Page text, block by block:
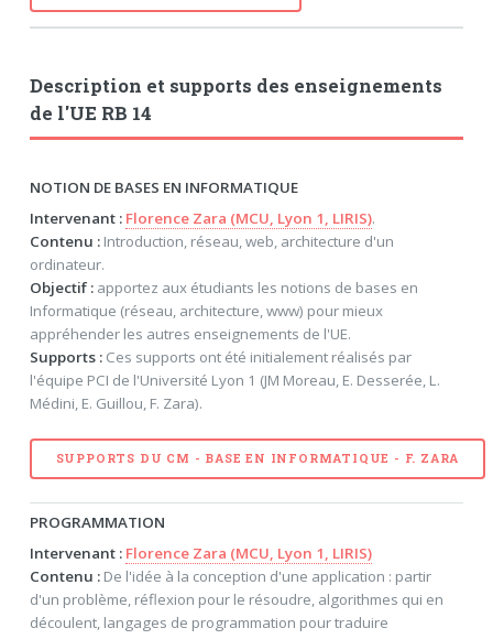
Description et supports des enseignements
de l'UE RB 14
NOTION DE BASES EN INFORMATIQUE
Intervenant : Florence Zara (MCU, Lyon 1, LIRIS).
Contenu :Introduction, réseau, web, architecture d'un
ordinateur.
Objectif :apportez aux étudiants les notions de bases en
Informatique (réseau, architecture, www) pour mieux
appréhender les autres enseignements de l'UE.
Supports :Ces supports ont été initialement réalisés par
l'équipe PCI de l'Université Lyon 1 (JM Moreau, E. Desserée, L.
Médini, E. Guillou, F. Zara).
SUPPORTS DU CM - BASE EN INFORMATIQUE - F. ZARA
PROGRAMMATION
Intervenant : Florence Zara (MCU, Lyon 1, LIRIS)
Contenu :De l'idée à la conception d'une application : partir
d'un problème, réflexion pour le résoudre, algorithmes qui en
découlent, langages de programmation pour traduire